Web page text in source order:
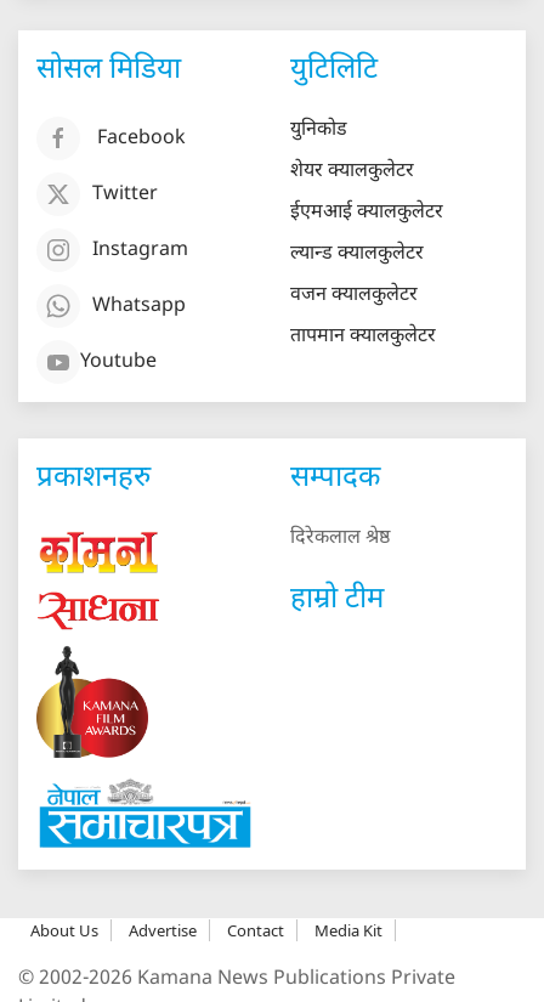
सोसल मिडिया
Facebook
Twitter
Instagram
Whatsapp
Youtube
युटिलिटि
युनिकोड
शेयर क्यालकुलेटर
ईएमआई क्यालकुलेटर
ल्यान्ड क्यालकुलेटर
वजन क्यालकुलेटर
तापमान क्यालकुलेटर
प्रकाशनहरु सम्पादक
दिरेकलाल श्रेष्ठ
हाम्रो टीम
About Us Advertise Contact Media Kit
© 2002-2026 Kamana News Publications Private